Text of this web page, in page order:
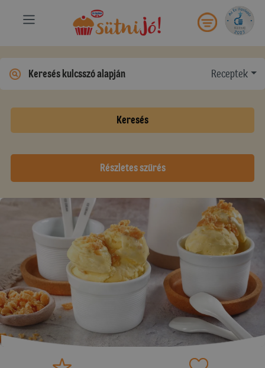
Receptek
Keresés
Részletes szűrés